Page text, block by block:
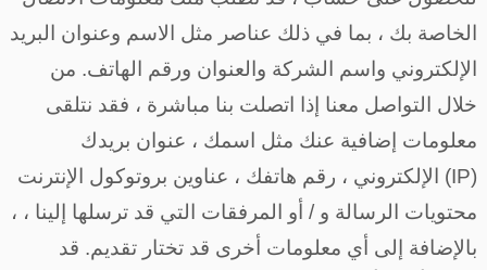
الخاصة بك ، بما في ذلك عناصر مثل الاسم وعنوان البريد
الإلكتروني واسم الشركة والعنوان ورقم الهاتف. من
خلال التواصل معنا إذا اتصلت بنا مباشرة ، فقد نتلقى
معلومات إضافية عنك مثل اسمك ، عنوان بريدك
الإلكتروني ، رقم هاتفك ، عناوين بروتوكول الإنترنت (IP)
، محتويات الرسالة و / أو المرفقات التي قد ترسلها إلينا ،
بالإضافة إلى أي معلومات أخرى قد تختار تقديم. قد